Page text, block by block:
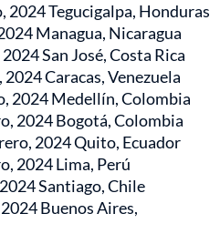
2024 Tegucigalpa, Honduras
Managua, Nicaragua
San José, Costa Rica
Caracas, Venezuela
2024 Medellín, Colombia
2024 Bogotá, Colombia
2024 Quito, Ecuador
2024 Lima, Perú
Santiago, Chile
Buenos Aires,